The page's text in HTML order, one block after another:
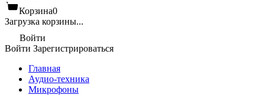
Корзина0
Загрузка корзины...
Войти
Войти Зарегистрироваться
Главная
Аудио-техника
Микрофоны